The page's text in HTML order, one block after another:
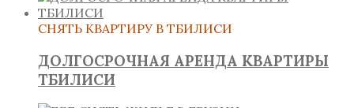
СНЯТЬ КВАРТИРУ В ТБИЛИСИ
ДОЛГОСРОЧНАЯ АРЕНДА КВАРТИРЫ
ТБИЛИСИ